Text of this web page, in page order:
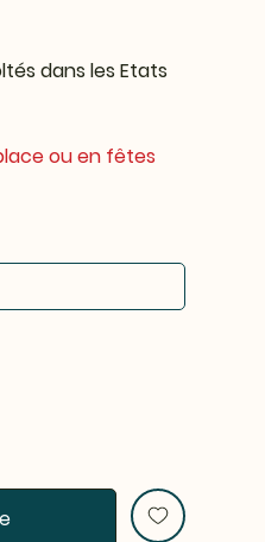
dans les Etats
ou en fêtes